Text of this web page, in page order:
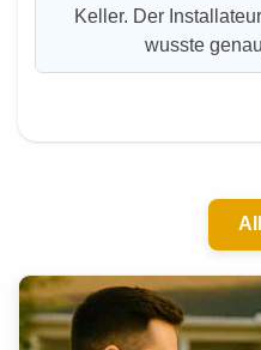
Keller. Der
wusste